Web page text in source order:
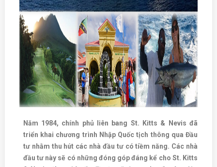
Năm 1984, chính phủ liên bang St. Kitts & Nevis đã
triển khai chương trình Nhập Quốc tịch thông qua Đầu
tư nhằm thu hút các nhà đầu tư có tiềm năng. Các nhà
đầu tư này sẽ có những đóng góp đáng kể cho St. Kitts